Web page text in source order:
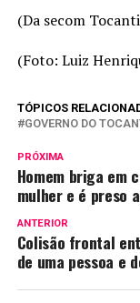
(Da secom
(Foto: Luiz
TÓPICOS
GOVERNO DO
PRÓXIMA
Homem briga em
mulher e é preso
ANTERIOR
Colisão frontal
de uma pessoa e